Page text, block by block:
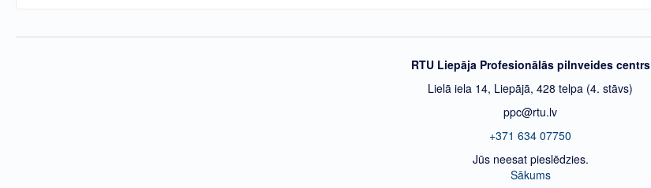
RTU Liepāja Profesionālās pilnveides centrs
Lielā iela 14, Liepājā, 428 telpa (4. stāvs)
ppc@rtu.lv
+371 634 07750
Jūs neesat pieslēdzies.
Sākums